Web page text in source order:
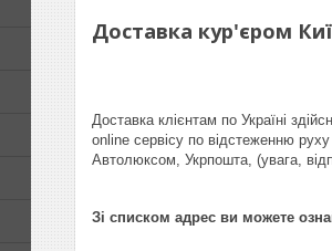
Доставка кур'єром
Доставка клієнтам по Україні
online сервісу по відстеженню
Автолюксом, Укрпошта, (увага,
Зі списком адрес ви можете